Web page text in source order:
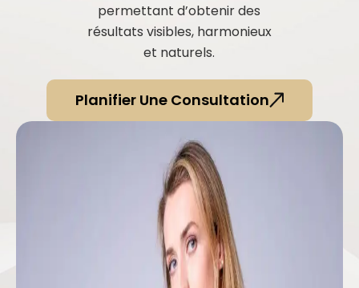
permettant d’obtenir des
résultats visibles, harmonieux
et naturels.
Planifier Une Consultation